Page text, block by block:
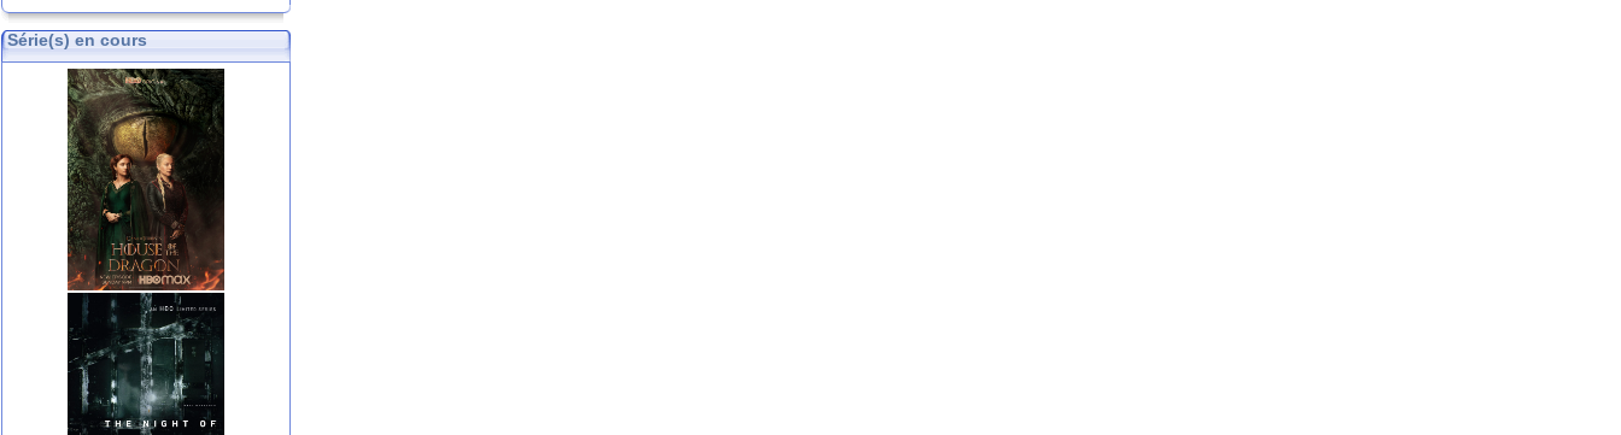
Série(s) en cours